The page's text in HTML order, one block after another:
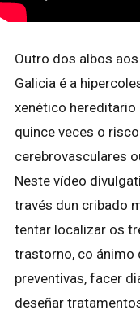
Outro dos albos
Galicia é a
xenético hereditario
quince veces o
cerebrovasculares
Neste vídeo
través dun cribado
tentar localizar os
trastorno, co ánimo
preventivas, facer
deseñar